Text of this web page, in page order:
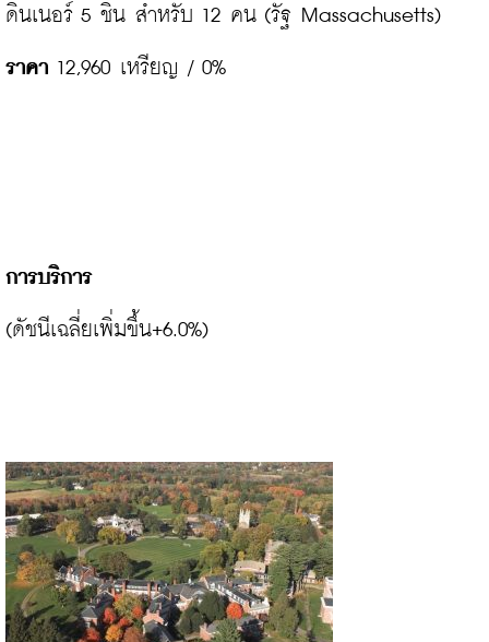
ราคา 12,960 เหรียญ / 0%
การบริการ
(ดัชนีเฉลี่ยเพิ่มขึ้น+6.0%)